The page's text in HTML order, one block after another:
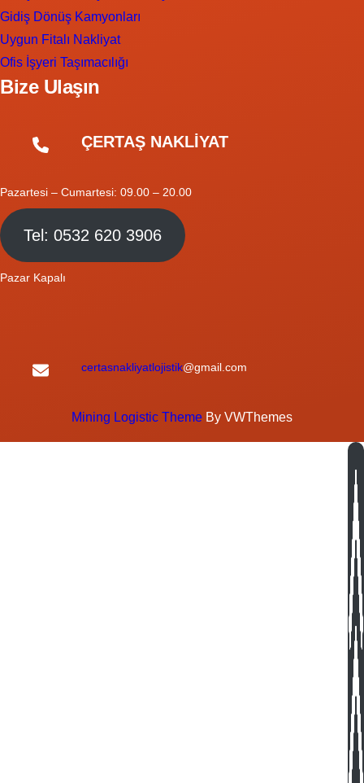
Gidiş Dönüş Kamyonları
Uygun Fitalı Nakliyat
Ofis İşyeri Taşımacılığı
Bize Ulaşın
ÇERTAŞ NAKLİYAT
Pazartesi – Cumartesi: 09.00 – 20.00
Tel: 0532 620 3906
Pazar Kapalı
certasnakliyatlojistik@gmail.com
Mining Logistic Theme By VWThemes